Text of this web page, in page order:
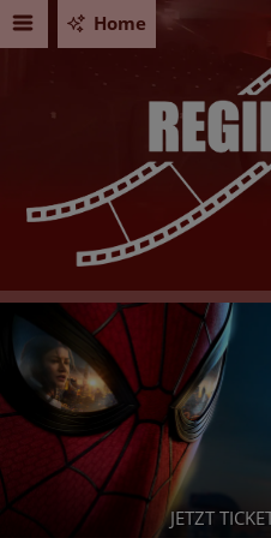
Home
PAW
Seid Ihr bereit für ein